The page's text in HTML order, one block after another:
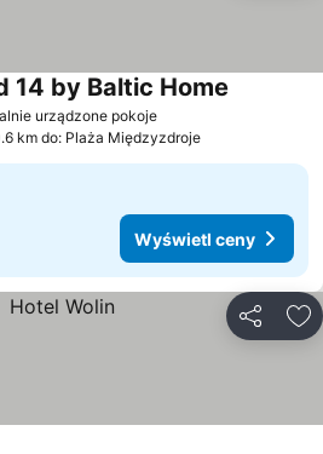
urządzone pokoje
14 by Baltic Home
km do: Plaża Międzyzdroje
Wyświetl ceny